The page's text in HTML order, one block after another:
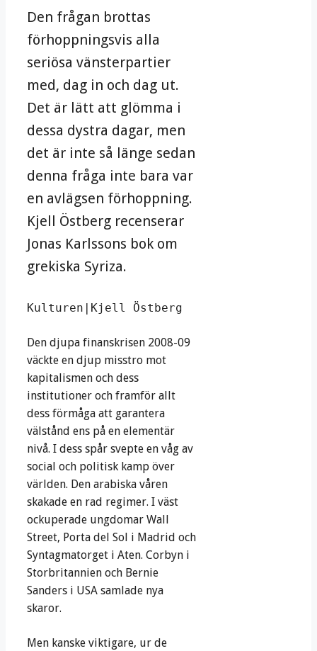
Den frågan brottas
förhoppningsvis alla
seriösa vänsterpartier
med, dag in och dag ut.
Det är lätt att glömma i
dessa dystra dagar, men
det är inte så länge sedan
denna fråga inte bara var
en avlägsen förhoppning.
Kjell Östberg recenserar
Jonas Karlssons bok om
grekiska Syriza.
Kulturen|Kjell Östberg
Den djupa finanskrisen 2008-09
väckte en djup misstro mot
kapitalismen och dess
institutioner och framför allt
dess förmåga att garantera
välstånd ens på en elementär
nivå. I dess spår svepte en våg av
social och politisk kamp över
världen. Den arabiska våren
skakade en rad regimer. I väst
ockuperade ungdomar Wall
Street, Porta del Sol i Madrid och
Syntagmatorget i Aten. Corbyn i
Storbritannien och Bernie
Sanders i USA samlade nya
skaror.
Men kanske viktigare, ur de